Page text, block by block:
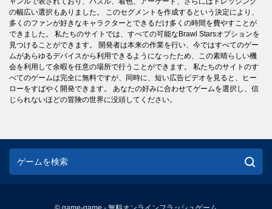
の幅広い選択もありました。 このセグメントを作成するという決定により、
多くのファンが好きなキャラクターとできるだけ多くの時間を費やすことが
できました。 私たちのサイトでは、すべての可能なBrawl Starsオプションを
見つけることができます。 開発者は本来の作業を行い、今ではすべてのゲー
ムがあらゆるデバイスから利用できるようになったため、この素晴らしい機
会を利用して余暇を任意の場所で行うことができます。 私たちのサイトのす
べてのゲームは完全に無料ですが、同時に、短い広告ビデオを見ると、ヒー
ローをすばやく開発できます。 あなたの好みに合わせてゲームを選択し、信
じられないほどの冒険の世界に没頭してください。